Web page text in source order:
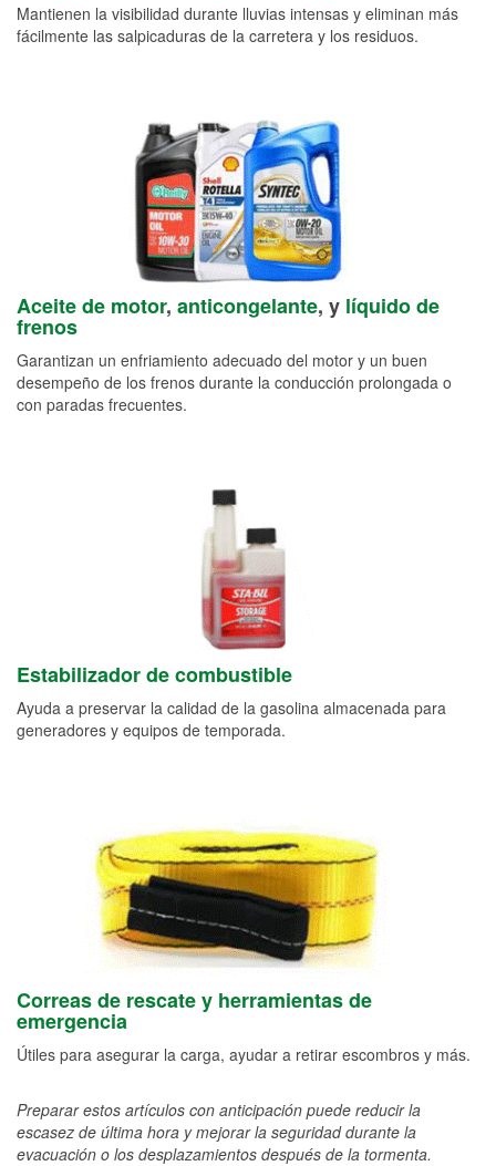
Mantienen la visibilidad durante lluvias intensas y eliminan más
fácilmente las salpicaduras de la carretera y los residuos.
Aceite de motor, anticongelante, y líquido de
frenos
Garantizan un enfriamiento adecuado del motor y un buen
desempeño de los frenos durante la conducción prolongada o
con paradas frecuentes.
Estabilizador de combustible
Ayuda a preservar la calidad de la gasolina almacenada para
generadores y equipos de temporada.
Correas de rescate y herramientas de
emergencia
Útiles para asegurar la carga, ayudar a retirar escombros y más.
Preparar estos artículos con anticipación puede reducir la
escasez de última hora y mejorar la seguridad durante la
evacuación o los desplazamientos después de la tormenta.